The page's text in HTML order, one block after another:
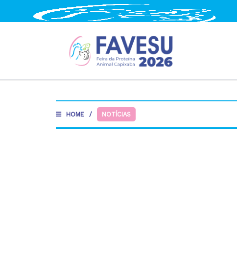
HOME / NOTÍCIAS